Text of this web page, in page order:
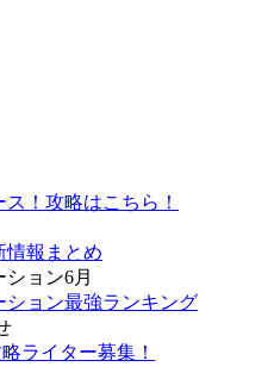
！攻略はこちら！
情報まとめ
ョン6月
ション最強ランキング
ライター募集！